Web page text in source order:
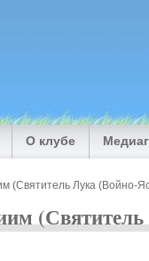
О клубе
(Святитель Лука (Войно-